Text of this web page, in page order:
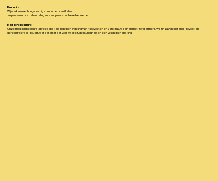
Producten
Wij werken met hoogwaardige producten van Gehwol
en passen onze behandelingen aan op uw specifieke behoeften.
Medische pedicure
Onze medisch pedicure is breed opgeleid in de behandeling van risicovoeten en werkt nauw samen met zorgpartners. Wij zijn aangesloten bij Provoet en
geregistreerd bij ProCert, wat garant staat voor kwaliteit, deskundigheid en een veilige behandeling.